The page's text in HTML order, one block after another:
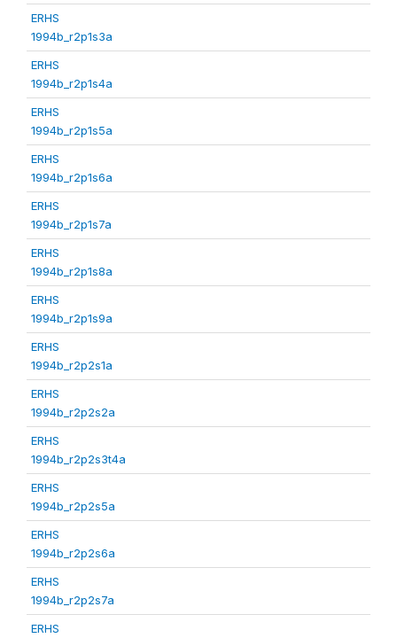
ERHS
1994b_r2p1s3a
ERHS
1994b_r2p1s4a
ERHS
1994b_r2p1s5a
ERHS
1994b_r2p1s6a
ERHS
1994b_r2p1s7a
ERHS
1994b_r2p1s8a
ERHS
1994b_r2p1s9a
ERHS
1994b_r2p2s1a
ERHS
1994b_r2p2s2a
ERHS
1994b_r2p2s3t4a
ERHS
1994b_r2p2s5a
ERHS
1994b_r2p2s6a
ERHS
1994b_r2p2s7a
ERHS